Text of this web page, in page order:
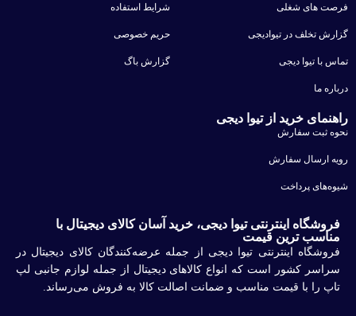
فرصت های شغلی
گزارش تخلف در تیوادیجی
تماس با تیوا دیجی
درباره ما
شرایط استفاده
حریم خصوصی
گزارش باگ
راهنمای خرید از تیوا دیجی
نحوه ثبت سفارش
رویه ارسال سفارش
شیوه‌های پرداخت
فروشگاه اینترنتی تیوا دیجی، خرید آسان کالای دیجیتال با
مناسب ترین قیمت
فروشگاه اینترنتی تیوا دیجی از جمله عرضه‌کنندگان کالای دیجیتال در
سراسر کشور است که انواع کالاهای دیجیتال از جمله لوازم جانبی لپ
تاپ را با قیمت مناسب و ضمانت اصالت کالا به فروش می‌رساند.